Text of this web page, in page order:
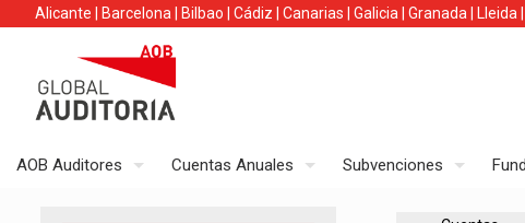
Alicante Barcelona Bilbao Cádiz Canarias Galicia Granada Lleida
AOB Auditores Cuentas Anuales Subvenciones